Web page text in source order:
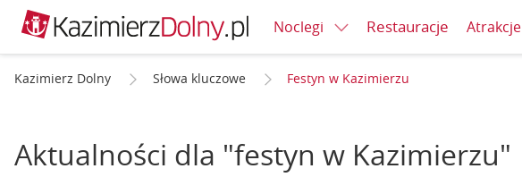
Noclegi Restauracje Atrakcje
Kazimierz Dolny Słowa kluczowe Festyn w Kazimierzu
Aktualności dla "festyn w Kazimierzu"